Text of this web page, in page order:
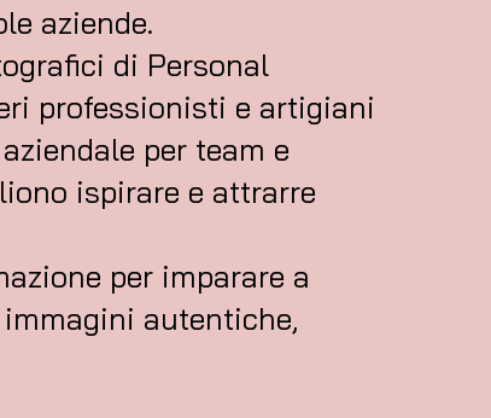
aziende.
di Personal
professionisti e artigiani
per team e
ispirare e attrarre
per imparare a
autentiche,